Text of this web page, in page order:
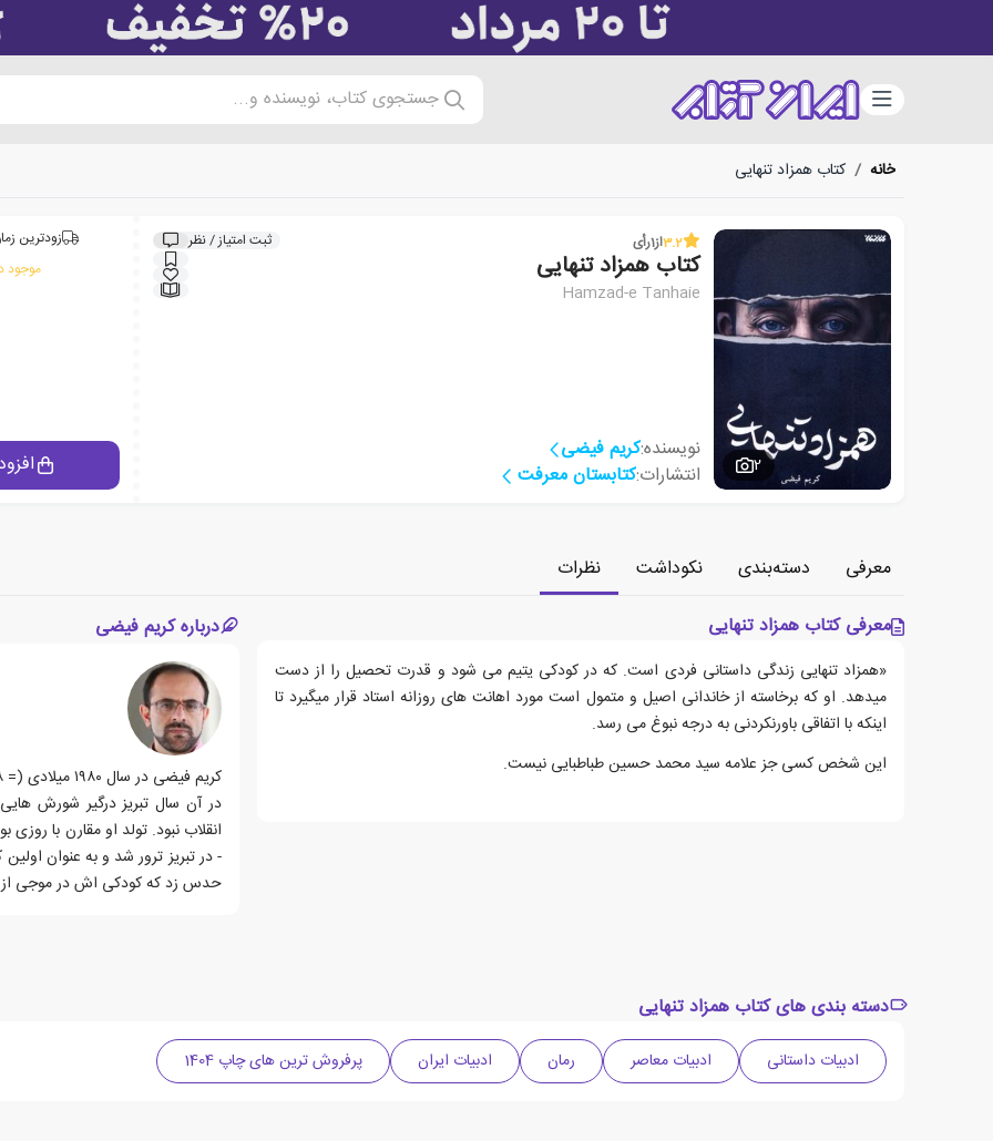
دسته‌بندی جستجوی کتاب، نویسنده و...
خانه / کتاب همزاد تنهایی
2
3.2از1رأی ثبت امتیاز / نظر
کتاب همزاد تنهایی
Hamzad-e Tanhaie
نویسنده:کریم فیضی
انتشارات:کتابستان معرفت
زودترین
موجود
معرفی دسته‌بندی نکوداشت
نظرات
معرفی کتاب همزاد تنهایی
«همزاد تنهایی زندگی داستانی فردی است. که در کودکی یتیم می شود و قدرت تحصیل را از دست
میدهد. او که برخاسته از خاندانی اصیل و متمول است مورد اهانت های روزانه استاد قرار میگیرد تا
اینکه با اتفاقی باورنکردنی به درجه نبوغ می رسد.
این شخص کسی جز علامه سید محمد حسین طباطبایی نیست.
درباره کریم فیضی
در آن سال تبریز درگیر شورش
انقلاب نبود. تولد او مقارن با
- در تبریز ترور شد و به عنوان
حدس زد که کودکی اش در موجی از
دسته بندی های کتاب همزاد تنهایی
ادبیات داستانی ادبیات معاصر رمان ادبیات ایران پرفروش ترین های چاپ 1404